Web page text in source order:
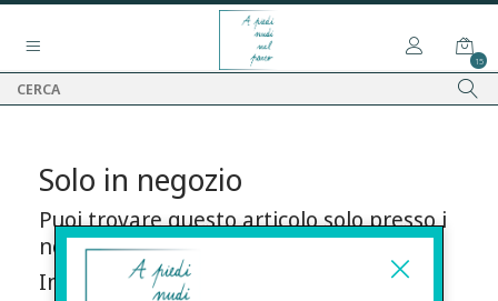
15
Solo in negozio
Puoi trovare questo articolo solo presso i
nostri punti vendita:
Info contatti